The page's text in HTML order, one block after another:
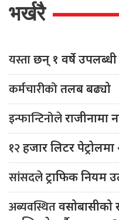
भर्खरै
यस्ताछन् १ वर्षे उपलब्धी
कर्मचारीकोतलब बढ्यो
इन्फान्टिनोलेराजीनामा
१२हजार लिटर
सांसदलेट्राफिक नियम
अब्यवस्थितवसोबासीको